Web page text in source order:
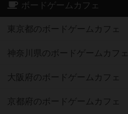
ボードゲームカフェ
東京都のボードゲームカフェ
神奈川県のボードゲームカフェ
大阪府のボードゲームカフェ
京都府のボードゲームカフェ